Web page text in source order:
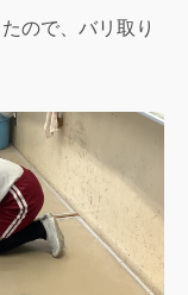
ので、バリ取り